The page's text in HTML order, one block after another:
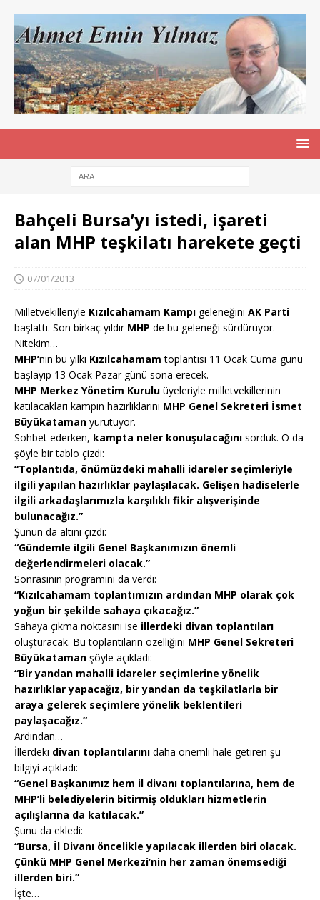
Bahçeli Bursa’yı istedi, işareti
alan MHP teşkilatı harekete geçti
07/01/2013
Milletvekilleriyle Kızılcahamam Kampı geleneğini AK Parti
başlattı. Son birkaç yıldır MHP de bu geleneği sürdürüyor.
Nitekim…
MHP’nin bu yılki Kızılcahamamtoplantısı 11 Ocak Cuma günü
başlayıp 13 Ocak Pazar günü sona erecek.
MHP Merkez Yönetim Kurulu üyeleriyle milletvekillerinin
katılacakları kampın hazırlıklarını MHP Genel Sekreteri İsmet
Büyükataman yürütüyor.
Sohbet ederken, kampta neler konuşulacağını sorduk. O da
şöyle bir tablo çizdi:
“Toplantıda, önümüzdeki mahalli idareler seçimleriyle
ilgili yapılan hazırlıklar paylaşılacak. Gelişen hadiselerle
ilgili arkadaşlarımızla karşılıklı fikir alışverişinde
bulunacağız.”
Şunun da altını çizdi:
“Gündemle ilgili Genel Başkanımızın önemli
değerlendirmeleri olacak.”
Sonrasının programını da verdi:
“Kızılcahamam toplantımızın ardından MHP olarak çok
yoğun bir şekilde sahaya çıkacağız.”
Sahaya çıkma noktasını ise illerdeki divan toplantıları
oluşturacak. Bu toplantıların özelliğini MHP Genel Sekreteri
Büyükataman şöyle açıkladı:
“Bir yandan mahalli idareler seçimlerine yönelik
hazırlıklar yapacağız, bir yandan da teşkilatlarla bir
araya gelerek seçimlere yönelik beklentileri
paylaşacağız.”
Ardından…
İllerdeki divan toplantılarını daha önemli hale getiren şu
bilgiyi açıkladı:
“Genel Başkanımız hem il divanı toplantılarına, hem de
MHP’li belediyelerin bitirmiş oldukları hizmetlerin
açılışlarına da katılacak.”
Şunu da ekledi:
“Bursa, İl Divanı öncelikle yapılacak illerden biri olacak.
Çünkü MHP Genel Merkezi’nin her zaman önemsediği
illerden biri.”
İşte…